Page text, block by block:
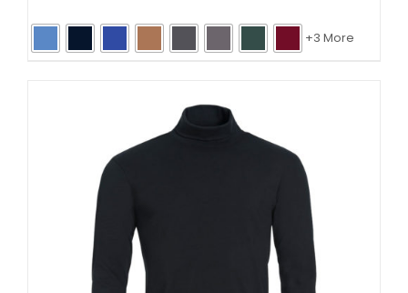
+3 More